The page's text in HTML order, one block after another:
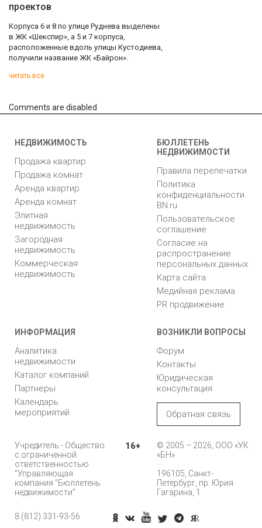
проектов
Корпуса 6 и 8 по улице Руднева выделены
в ЖК «Шекспир», а 5 и 7 корпуса,
расположенные вдоль улицы Кустодиева,
получили название ЖК «Байрон».
читать все
Comments are disabled
НЕДВИЖИМОСТЬ
Продажа квартир
Продажа комнат
Аренда квартир
Аренда комнат
Элитная
недвижимость
Загородная
недвижимость
Коммерческая
недвижимость
БЮЛЛЕТЕНЬ
НЕДВИЖИМОСТИ
Правила перепечатки
Политика
конфиденциальности
BN.ru
Пользовательское
соглашение
Согласие на
распространение
персональных данных
Карта сайта
Медийная реклама
PR продвижение
ИНФОРМАЦИЯ
Аналитика
недвижимости
Каталог компаний
Партнеры
Календарь
мероприятий
ВОЗНИКЛИ ВОПРОСЫ
Форум
Контакты
Юридическая
консультация
Обратная связь
Учредитель - Общество
с ограниченной
ответственностью
"Управляющая
компания "Бюллетень
недвижимости"
16+
© 2005 – 2026, ООО «УК
«БН»
196105, Санкт-
Петербург, пр. Юрия
Гагарина, 1
8 (812) 331-93-56